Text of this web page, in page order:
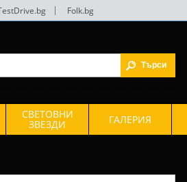
Folk.bg
СВЕТОВНИ
ЗВЕЗДИ ГАЛЕРИЯ